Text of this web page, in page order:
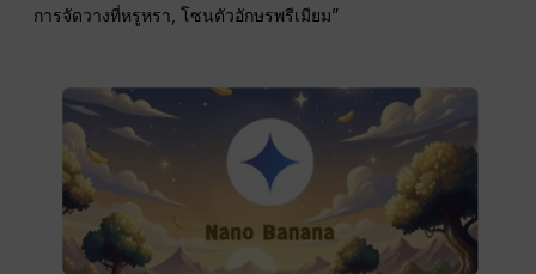
การจัดวางที่หรูหรา, โซนตัวอักษรพรีเมียม”